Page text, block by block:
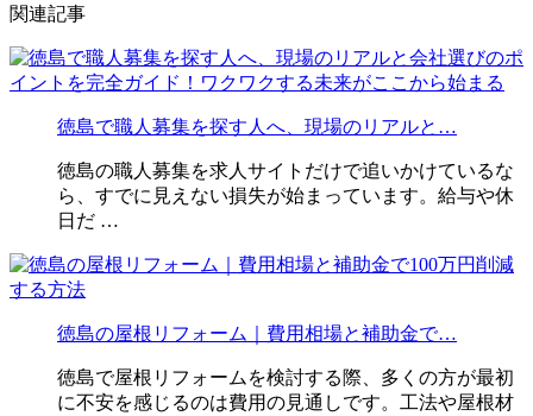
関連記事
徳島で職人募集を探す人へ、現場のリアルと…
徳島の職人募集を求人サイトだけで追いかけているな
ら、すでに見えない損失が始まっています。給与や休
日だ …
徳島の屋根リフォーム｜費用相場と補助金で…
徳島で屋根リフォームを検討する際、多くの方が最初
に不安を感じるのは費用の見通しです。工法や屋根材